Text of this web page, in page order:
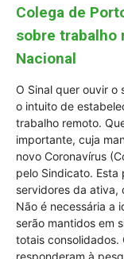
Colega de
sobre trabalho
Nacional
O Sinal quer ouvir o
o intuito de
trabalho remoto.
importante, cuja
novo Coronavírus
pelo Sindicato. Esta
servidores da ativa,
Não é necessária a
serão mantidos em
totais consolidados.
responderam à